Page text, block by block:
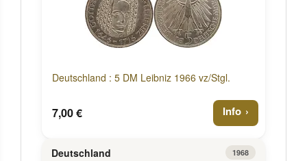
Deutschland : 5 DM Leibniz 1966 vz/Stgl.
7,00 € Info
Deutschland 1968